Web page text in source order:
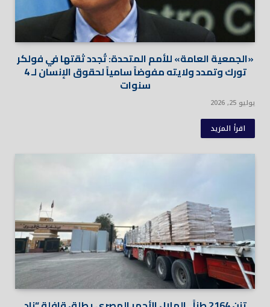
«الجمعية العامة» للأمم المتحدة: تُجدد ثقتها في فولكر
تورك وتمدد ولايته مفوضاً سامياً لحقوق الإنسان لـ 4
سنوات
يوليو 25, 2026
اقرأ المزيد